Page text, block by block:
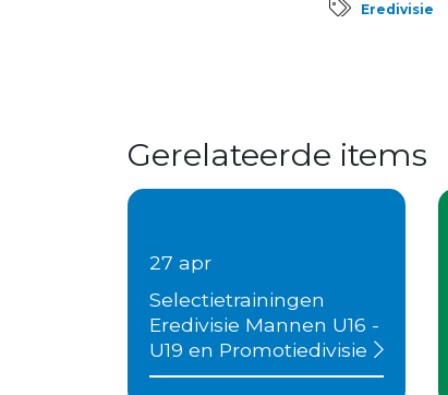
Eredivisie
Gerelateerde items
27 apr
Selectietrainingen
Eredivisie Mannen U16 -
U19 en Promotiedivisie